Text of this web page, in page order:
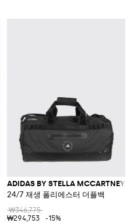
ADIDAS BY STELLA MCCARTNEY
24/7 재생 폴리에스터 더플백
₩346,775
₩294,753
-15%